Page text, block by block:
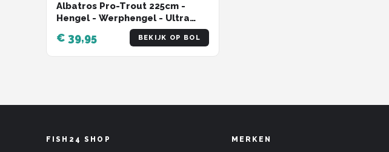
Albatros Pro-Trout 225cm -
Hengel - Werphengel - Ultra
licht - 225cm - Baars - Forel
€ 39,95 BEKIJK OP BOL
FISH24 SHOP MERKEN